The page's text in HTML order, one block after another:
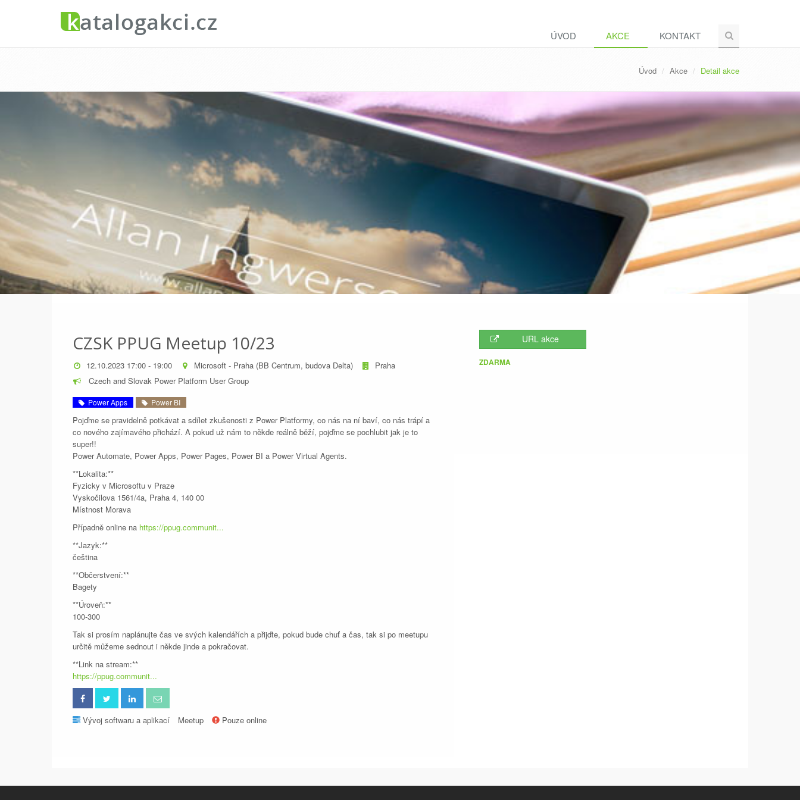
ÚVOD AKCE KONTAKT
Úvod Akce Detail akce
CZSK PPUG Meetup 10/23
12.10.2023 17:00 - 19:00 Microsoft - Praha (BB Centrum, budova Delta)
Praha
Czech and Slovak Power Platform User Group
Power Apps Power BI
Pojďme se pravidelně potkávat a sdílet zkušenosti z Power Platformy, co nás na ní baví, co nás trápí a
co nového zajímavého přichází. A pokud už nám to někde reálně běží, pojďme se pochlubit jak je to
super!!
Power Automate, Power Apps, Power Pages, Power BI a Power Virtual Agents.
**Lokalita:**
Fyzicky v Microsoftu v Praze
Vyskočilova 1561/4a, Praha 4, 140 00
Místnost Morava
Případně online na https://ppug.communit...
**Jazyk:**
čeština
**Občerstvení:**
Bagety
**Úroveň:**
100-300
Tak si prosím naplánujte čas ve svých kalendářích a přijďte, pokud bude chuť a čas, tak si po meetupu
určitě můžeme sednout i někde jinde a pokračovat.
**Link na stream:**
https://ppug.communit...
Vývoj softwaru a aplikací Meetup Pouze online
URL akce
ZDARMA